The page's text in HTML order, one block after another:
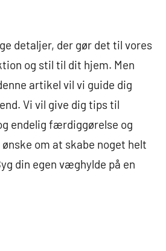
detaljer, der gør det til vores
og stil til dit hjem. Men
artikel vil vi guide dig
Vi vil give dig tips til
endelig færdiggørelse og
om at skabe noget helt
din egen væghylde på en